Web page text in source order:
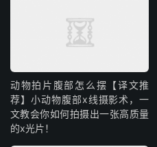
动物拍片腹部怎么摆【译文推
荐】小动物腹部x线摄影术，一
文教会你如何拍摄出一张高质量
的x光片！